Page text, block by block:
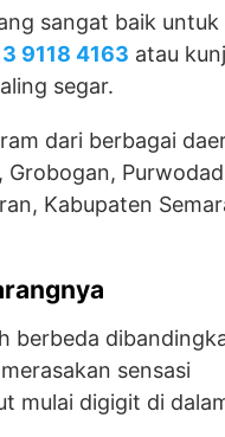
sangat baik untuk
9118 4163 atau
segar.
dari berbagai
Grobogan,
Kabupaten
berbeda
sensasi
mulai digigit di